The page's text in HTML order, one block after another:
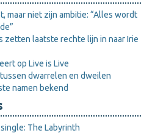
maar niet zijn ambitie: “Alles wordt
zetten laatste rechte lijn in naar Irie
op Live is Live
dwarrelen en dweilen
namen bekend
The Labyrinth